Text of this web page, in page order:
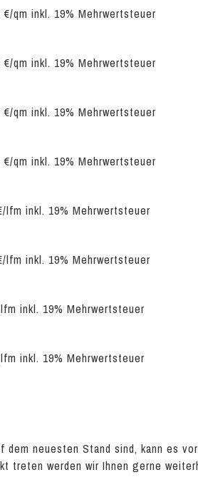
qm inkl. 19% Mehrwertsteuer
qm inkl. 19% Mehrwertsteuer
qm inkl. 19% Mehrwertsteuer
qm inkl. 19% Mehrwertsteuer
inkl. 19% Mehrwertsteuer
inkl. 19% Mehrwertsteuer
inkl. 19% Mehrwertsteuer
inkl. 19% Mehrwertsteuer
neuesten Stand sind, kann es
treten werden wir Ihnen gerne